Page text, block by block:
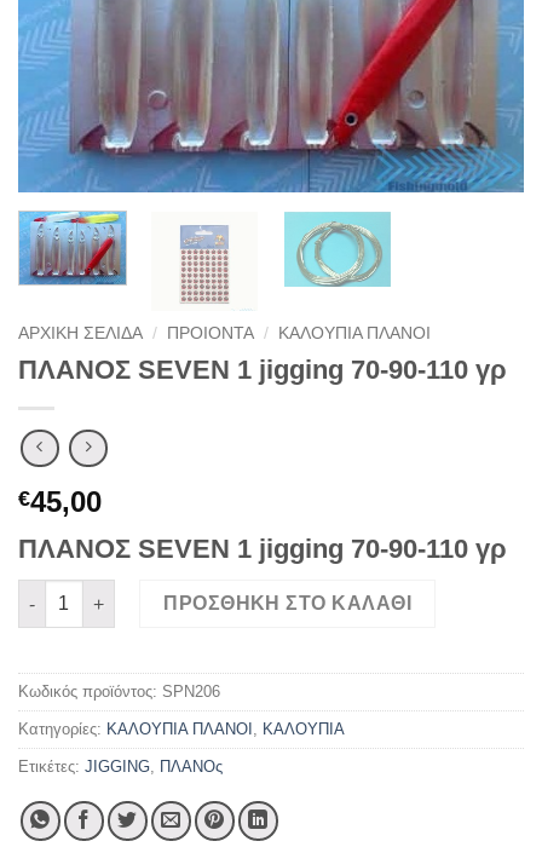
ΑΡΧΙΚΉ ΣΕΛΊΔΑ / ΠΡΟΙΟΝΤΑ / ΚΑΛΟΥΠΙΑ ΠΛΑΝΟΙ
ΠΛΑΝΟΣ SEVEN 1 jigging 70-90-110 γρ
€45,00
ΠΛΑΝΟΣ SEVEN 1 jigging 70-90-110 γρ
ΠΛΑΝΟΣ SEVEN 1 jigging 70-90-110 γρ ποσότητα
ΠΡΟΣΘΉΚΗ ΣΤΟ ΚΑΛΆΘΙ
Κωδικός προϊόντος: SPN206
Κατηγορίες: ΚΑΛΟΥΠΙΑ ΠΛΑΝΟΙ ΚΑΛΟΥΠΙΑ
Ετικέτες: JIGGING ΠΛΑΝΟς